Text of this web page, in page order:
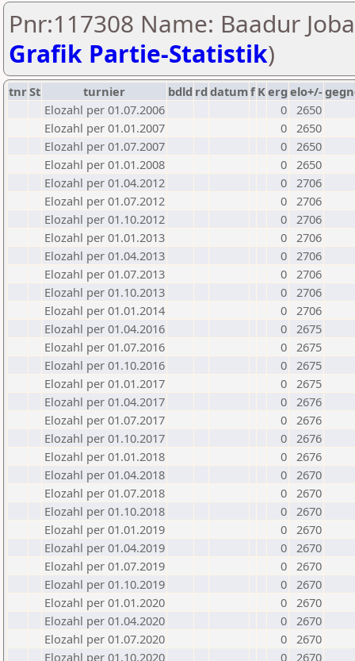
Pnr:117308 Name: Baadur
Grafik Partie-Statistik)
tnrSt turnier bdld rd datumf Kerg elo+/-
Elozahl per 01.07.2006
0 2650
Elozahl per 01.01.2007
0 2650
Elozahl per 01.07.2007
0 2650
Elozahl per 01.01.2008
0 2650
Elozahl per 01.04.2012
0 2706
Elozahl per 01.07.2012
0 2706
Elozahl per 01.10.2012
0 2706
Elozahl per 01.01.2013
0 2706
Elozahl per 01.04.2013
0 2706
Elozahl per 01.07.2013
0 2706
Elozahl per 01.10.2013
0 2706
Elozahl per 01.01.2014
0 2706
Elozahl per 01.04.2016
0 2675
Elozahl per 01.07.2016
0 2675
Elozahl per 01.10.2016
0 2675
Elozahl per 01.01.2017
0 2675
Elozahl per 01.04.2017
0 2676
Elozahl per 01.07.2017
0 2676
Elozahl per 01.10.2017
0 2676
Elozahl per 01.01.2018
0 2676
Elozahl per 01.04.2018
0 2670
Elozahl per 01.07.2018
0 2670
Elozahl per 01.10.2018
0 2670
Elozahl per 01.01.2019
0 2670
Elozahl per 01.04.2019
0 2670
Elozahl per 01.07.2019
0 2670
Elozahl per 01.10.2019
0 2670
Elozahl per 01.01.2020
0 2670
Elozahl per 01.04.2020
0 2670
Elozahl per 01.07.2020
0 2670
Elozahl per 01.10.2020
0 2670